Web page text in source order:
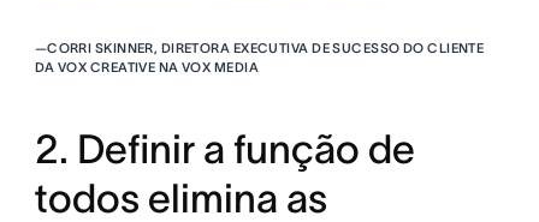
—CORRI SKINNER, DIRETORA EXECUTIVA DE SUCESSO DO CLIENTE
DA VOX CREATIVE NA VOX MEDIA
2. Definir a função de
todos elimina as